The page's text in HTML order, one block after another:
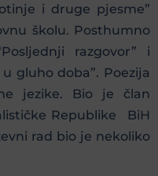
i druge pjesme”
školu. Posthumno
razgovor” i
gluho doba”. Poezija
jezike. Bio je član
Republike BiH
rad bio je nekoliko